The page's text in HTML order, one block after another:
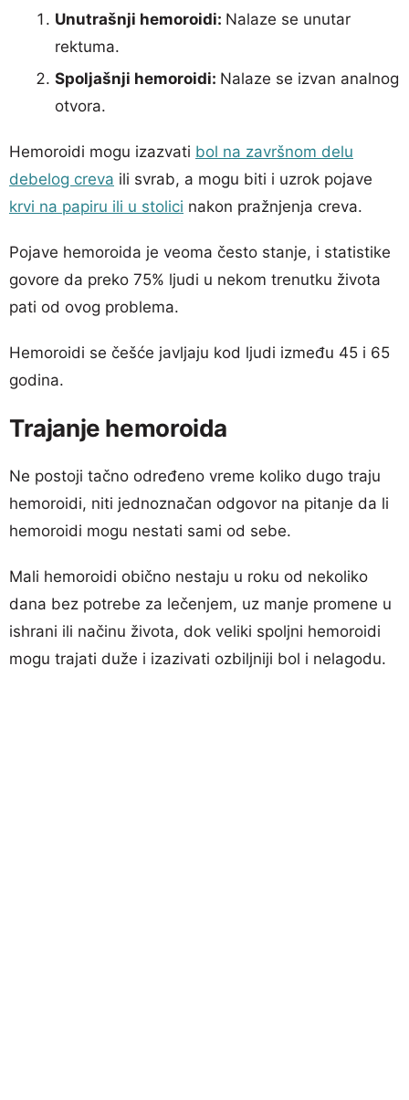
Unutrašnji hemoroidi: Nalaze se unutar
rektuma.
Spoljašnji hemoroidi: Nalaze se izvan analnog
otvora.
Hemoroidi mogu izazvati bol na završnom delu
debelog creva ili svrab, a mogu biti i uzrok pojave
krvi na papiru ili u stolici nakon pražnjenja creva.
Pojave hemoroida je veoma često stanje, i statistike
govore da preko 75% ljudi u nekom trenutku života
pati od ovog problema.
Hemoroidi se češće javljaju kod ljudi između 45 i 65
godina.
Trajanje hemoroida
Ne postoji tačno određeno vreme koliko dugo traju
hemoroidi, niti jednoznačan odgovor na pitanje da li
hemoroidi mogu nestati sami od sebe.
Mali hemoroidi obično nestaju u roku od nekoliko
dana bez potrebe za lečenjem, uz manje promene u
ishrani ili načinu života, dok veliki spoljni hemoroidi
mogu trajati duže i izazivati ozbiljniji bol i nelagodu.